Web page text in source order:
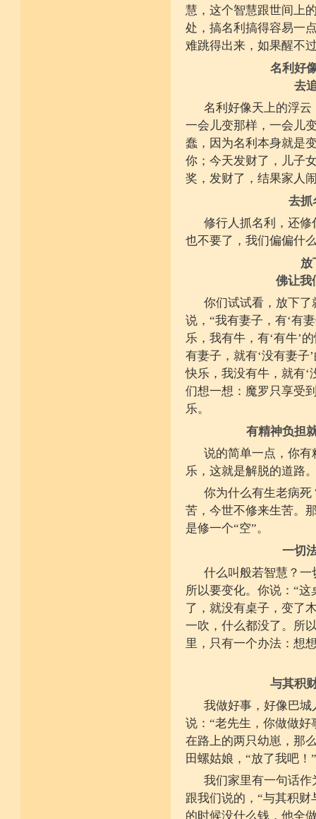
慧，这个智慧跟世间上
处，搞名利搞得容易一
难跳得出来，如果醒不
名利好
去
名利好像天上的浮
一会儿变那样，一会儿
蠢，因为名利本身就是
你；今天发财了，儿子
奖，发财了，结果家人
去抓
修行人抓名利，还
也不要了，我们偏偏什
放
佛让我
你们试试看，放下
说，“我有妻子，有‘有
乐，我有牛，有‘有牛’
有妻子，就有‘没有妻子
快乐，我没有牛，就有‘
们想一想：魔罗只享受
乐。
有精神负担
说的简单一点，你
乐，这就是解脱的道路
你为什么有生老病
苦，今世不修来生苦。
是修一个“空”。
一切
什么叫般若智慧？
所以要变化。你说：“
了，就没有桌子，变了
一吹，什么都没了。所
里，只有一个办法：想
与其积
我做好事，好像巴
说：“老先生，你做做
在路上的两只幼崽，那
田螺姑娘，“放了我吧
我们家里有一句话
跟我们说的，“与其积
的时候没什么钱，他全